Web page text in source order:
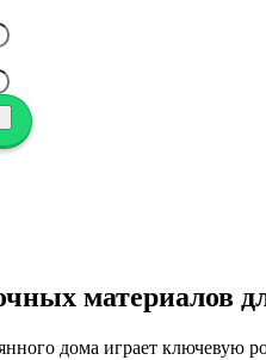
материалов
дома играет ключевую